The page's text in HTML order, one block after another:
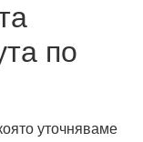
по
уточняваме